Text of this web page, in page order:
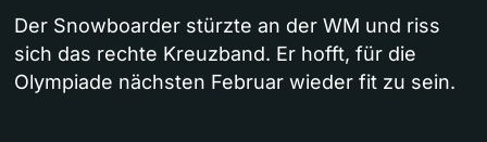
Der Snowboarder stürzte an der WM und riss
sich das rechte Kreuzband. Er hofft, für die
Olympiade nächsten Februar wieder fit zu sein.